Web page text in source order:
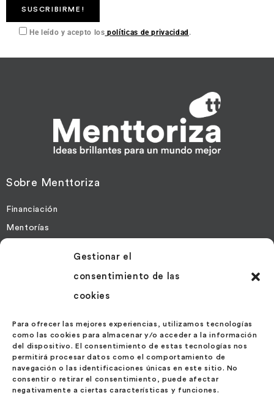
Gestionar el
consentimiento de las
cookies
Para ofrecer las mejores experiencias, utilizamos tecnologías
como las cookies para almacenar y/o acceder a la información
del dispositivo. El consentimiento de estas tecnologías nos
permitirá procesar datos como el comportamiento de
navegación o las identificaciones únicas en este sitio. No
consentir o retirar el consentimiento, puede afectar
negativamente a ciertas características y funciones.
He leído y acepto los políticas de privacidad.
Sobre Menttoriza
Financiación
Mentorías
Políticas de Cookies
Política de Privacidad
Contáctanos